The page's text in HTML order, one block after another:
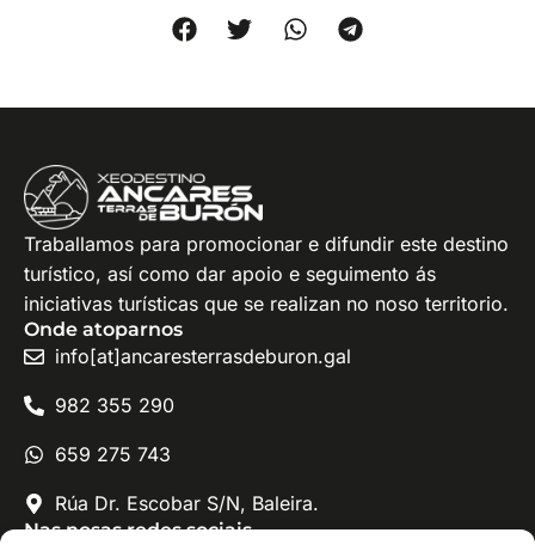
Traballamos para promocionar e difundir este destino
turístico, así como dar apoio e seguimento ás
iniciativas turísticas que se realizan no noso territorio.
Onde atoparnos
info[at]ancaresterrasdeburon.gal
982 355 290
659 275 743
Rúa Dr. Escobar S/N, Baleira.
Nas nosas redes sociais